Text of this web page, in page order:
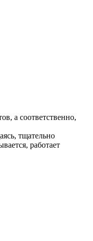
а соответственно,
тщательно
работает